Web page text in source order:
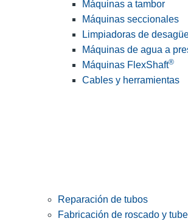
Máquinas a tambor
Máquinas seccionales
Limpiadoras de
Máquinas de agua a
Máquinas FlexShaft®
Cables y herramientas
Reparación de tubos
Fabricación de roscado y